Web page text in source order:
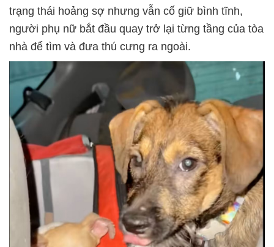
trạng thái hoảng sợ nhưng vẫn cố giữ bình tĩnh,
người phụ nữ bắt đầu quay trở lại từng tầng của tòa
nhà để tìm và đưa thú cưng ra ngoài.